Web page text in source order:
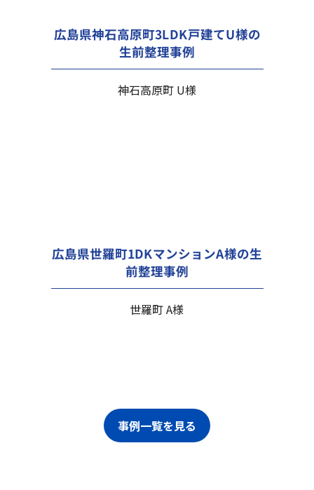
広島県神石高原町3LDK戸建てU様の
生前整理事例
神石高原町 U様
広島県世羅町1DKマンションA様の生
前整理事例
世羅町 A様
事例一覧を見る